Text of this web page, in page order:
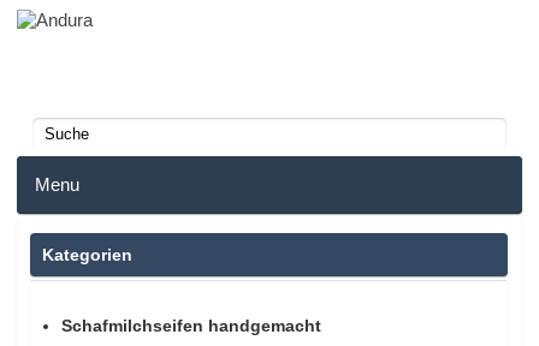
Menu
Home
Kategorien
Schafmilchseifen handgemacht